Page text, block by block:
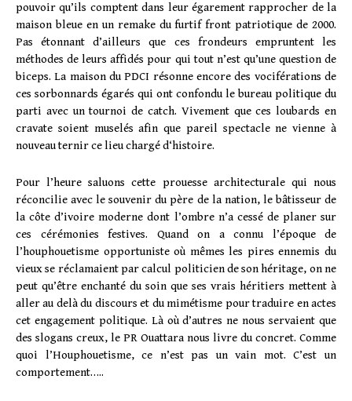
pouvoir qu’ils comptent dans leur égarement rapprocher de la
maison bleue en un remake du furtif front patriotique de 2000.
Pas étonnant d’ailleurs que ces frondeurs empruntent les
méthodes de leurs affidés pour qui tout n’est qu’une question de
biceps. La maison du PDCI résonne encore des vociférations de
ces sorbonnards égarés qui ont confondu le bureau politique du
parti avec un tournoi de catch. Vivement que ces loubards en
cravate soient muselés afin que pareil spectacle ne vienne à
nouveau ternir ce lieu chargé d‘histoire.
Pour l’heure saluons cette prouesse architecturale qui nous
réconcilie avec le souvenir du père de la nation, le bâtisseur de
la côte d’ivoire moderne dont l’ombre n’a cessé de planer sur
ces cérémonies festives. Quand on a connu l’époque de
l’houphouetisme opportuniste où mêmes les pires ennemis du
vieux se réclamaient par calcul politicien de son héritage, on ne
peut qu’être enchanté du soin que ses vrais héritiers mettent à
aller au delà du discours et du mimétisme pour traduire en actes
cet engagement politique. Là où d’autres ne nous servaient que
des slogans creux, le PR Ouattara nous livre du concret. Comme
quoi l’Houphouetisme, ce n’est pas un vain mot. C’est un
comportement…..